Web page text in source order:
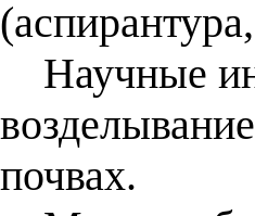
Научные
почвах.